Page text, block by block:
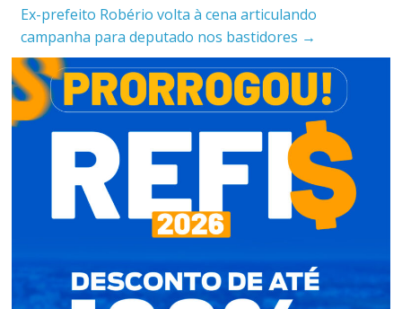
Ex-prefeito Robério volta à cena articulando
campanha para deputado nos bastidores →